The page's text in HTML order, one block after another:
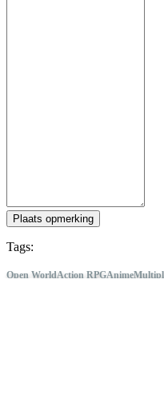
Plaats opmerking
Tags:
Open WorldAction RPGAnime